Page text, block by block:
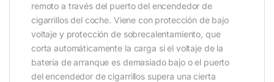
remoto a través del puerto del encendedor de
cigarrillos del coche. Viene con protección de bajo
voltaje y protección de sobrecalentamiento, que
corta automáticamente la carga si el voltaje de la
batería de arranque es demasiado bajo o el puerto
del encendedor de cigarrillos supera una cierta